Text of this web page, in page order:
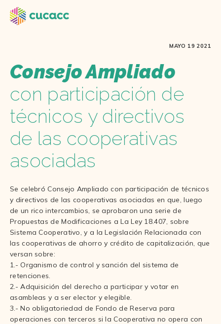
MAYO 19 2021
Consejo Ampliado
con participación de
técnicos y directivos
de las cooperativas
asociadas
Se celebró Consejo Ampliado con participación de técnicos
y directivos de las cooperativas asociadas en que, luego
de un rico intercambios, se aprobaron una serie de
Propuestas de Modificaciones a La Ley 18.407, sobre
Sistema Cooperativo, y a la Legislación Relacionada con
las cooperativas de ahorro y crédito de capitalización, que
versan sobre:
1.- Organismo de control y sanción del sistema de
retenciones.
2.- Adquisición del derecho a participar y votar en
asambleas y a ser elector y elegible.
3.- No obligatoriedad de Fondo de Reserva para
operaciones con terceros si la Cooperativa no opera con